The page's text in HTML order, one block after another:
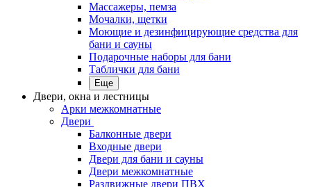
Массажеры, пемза
Мочалки, щетки
Моющие и дезинфицирующие средства для
бани и сауны
Подарочные наборы для бани
Таблички для бани
Еще
Двери, окна и лестницы
Арки межкомнатные
Двери
Балконные двери
Входные двери
Двери для бани и сауны
Двери межкомнатные
Раздвижные двери ПВХ